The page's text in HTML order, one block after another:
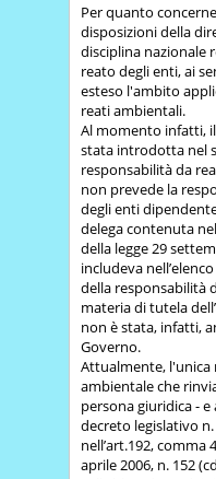
Per quanto
disposizioni della
disciplina nazionale
reato degli enti, ai
esteso l'ambito
reati ambientali.
Al momento infatti,
stata introdotta nel
responsabilità da
non prevede la
degli enti
delega contenuta
della legge 29
includeva
della responsabilità
materia di tutela
non è stata, infatti,
Governo.
Attualmente,
ambientale che
persona giuridica -
decreto legislativo
nell’art.192, comma
aprile 2006, n. 152